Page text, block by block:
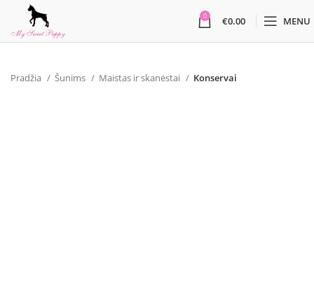
0 €0.00 MENU
Pradžia Šunims Maistas ir skanėstai Konservai